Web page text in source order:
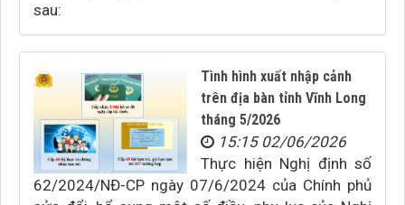
sau:
Tình hình xuất nhập cảnh
trên địa bàn tỉnh Vĩnh Long
tháng 5/2026
15:15 02/06/2026
Thực hiện Nghị định số
62/2024/NĐ-CP ngày 07/6/2024 của Chính phủ